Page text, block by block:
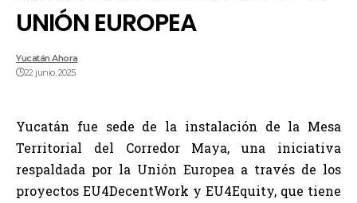
UNIÓN EUROPEA
Yucatán Ahora
22 junio, 2025
Yucatán fue sede de la instalación de la Mesa
Territorial del Corredor Maya, una iniciativa
respaldada por la Unión Europea a través de los
proyectos EU4DecentWork y EU4Equity, que tiene